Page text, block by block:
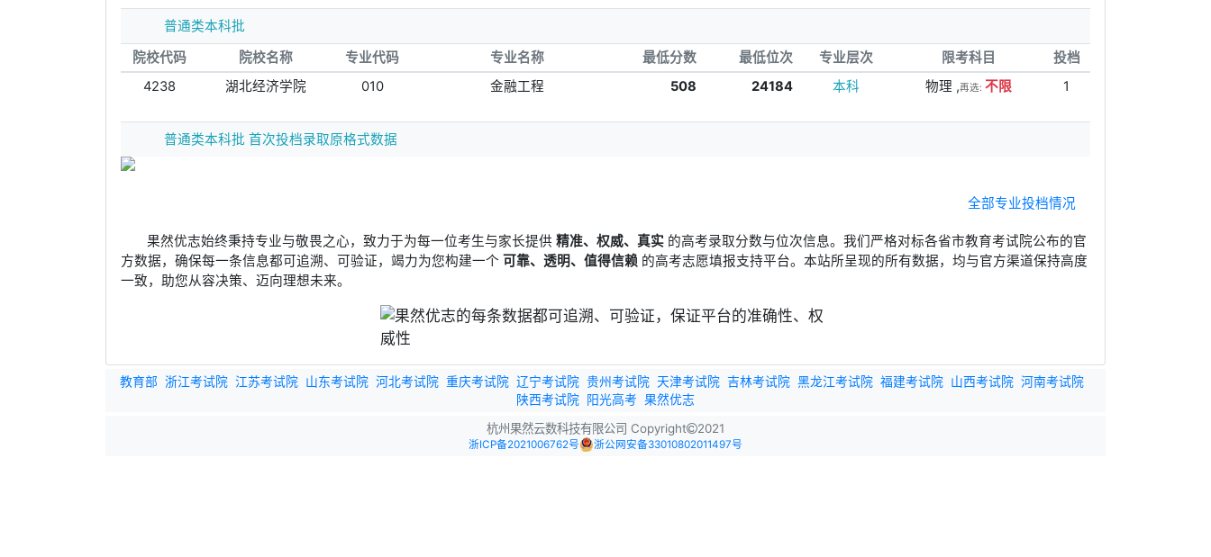
普通类本科批
院校代码
院校名称 专业代码 专业名称 最低分数 最低位次 专业层次 限考科目
投档
4238
湖北经济学院 010 金融工程 508 24184 本科 物理 ,再选: 不限 1
普通类本科批 首次投档录取原格式数据
全部专业投档情况
果然优志始终秉持专业与敬畏之心，致力于为每一位考生与家长提供精准、权威、真实 的高考录取分数与位次信息。我们严格对标各省市教育考试院公布的官
方数据，确保每一条信息都可追溯、可验证，竭力为您构建一个 可靠、透明、值得信赖 的高考志愿填报支持平台。本站所呈现的所有数据，均与官方渠道保持高度
一致，助您从容决策、迈向理想未来。
教育部 浙江考试院 江苏考试院 山东考试院 河北考试院 重庆考试院 辽宁考试院 贵州考试院 天津考试院 吉林考试院 黑龙江考试院 福建考试院 山西考试院 河南考试院
陕西考试院 阳光高考 果然优志
杭州果然云数科技有限公司 Copyright
2021
浙ICP备2021006762号 浙公网安备33010802011497号